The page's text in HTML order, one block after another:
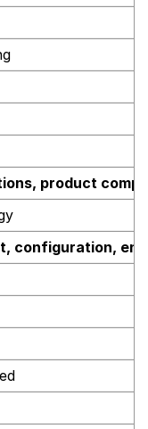
product
configuration,